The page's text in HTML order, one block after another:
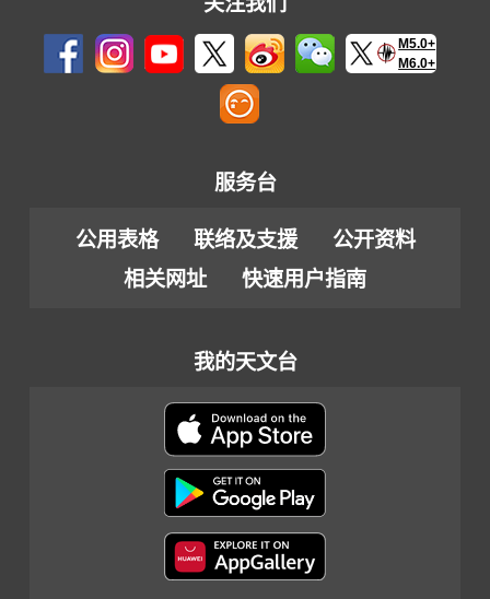
M5.0+
M6.0+
服务台
公用表格 联络及支援
公开资料
相关网址
快速用户指南
我的天文台